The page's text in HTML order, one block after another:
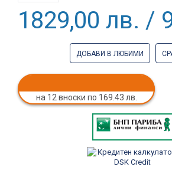
1829,00 лв. /
ДОБАВИ В ЛЮБИМИ
на 12 вноски по 169.43 лв.